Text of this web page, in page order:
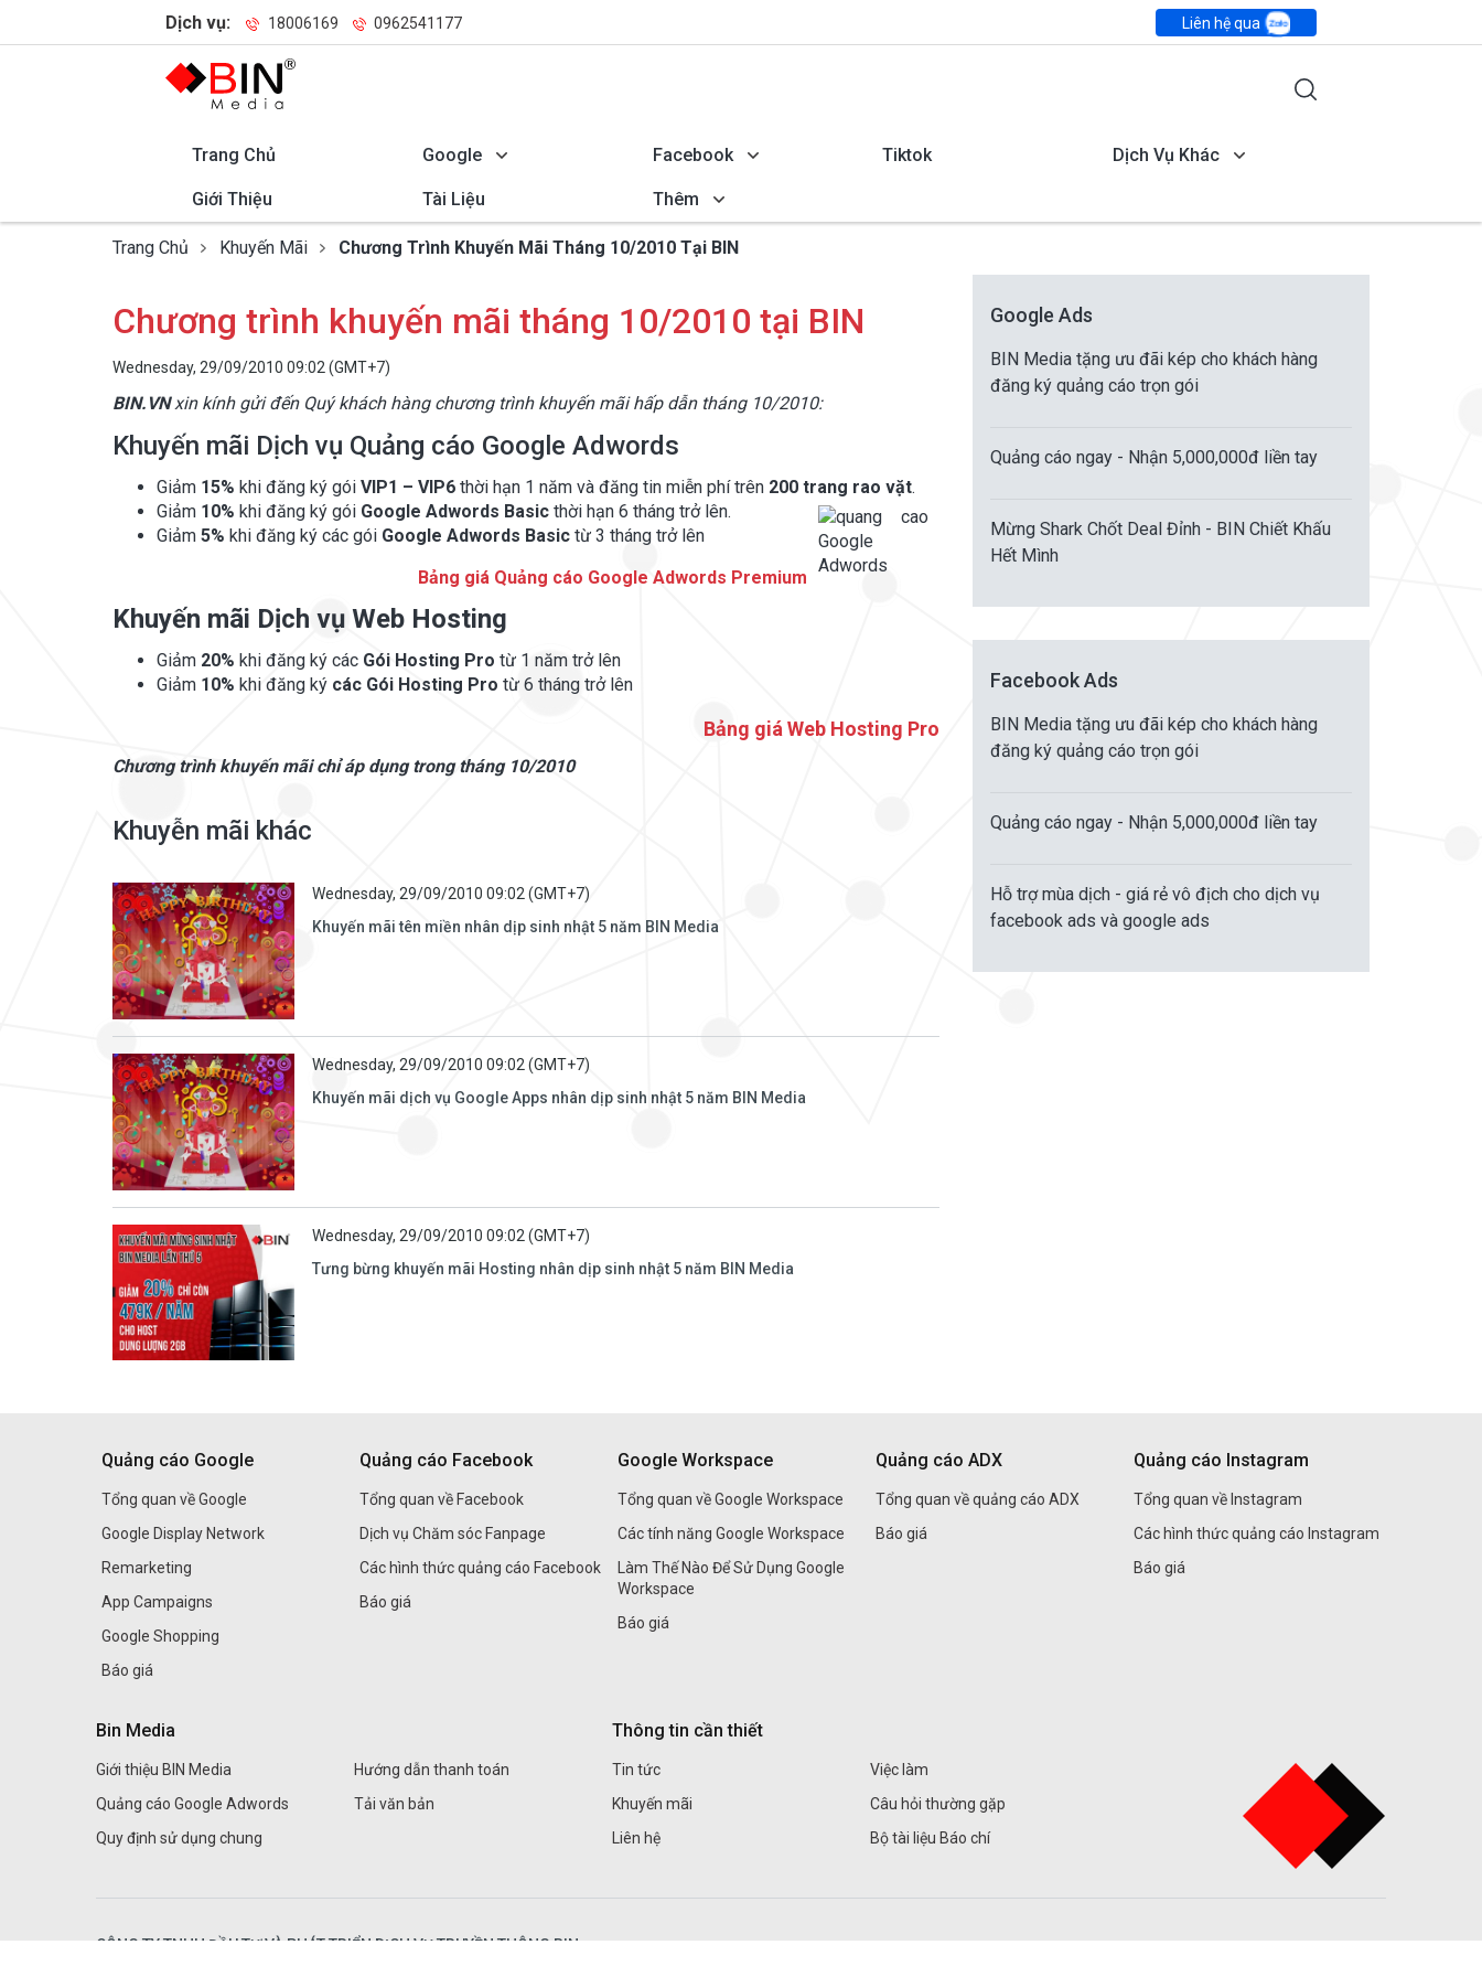
Dịch vụ: 18006169 0962541177 Liên hệ qua
Trang Chủ Google Facebook Tiktok Dịch Vụ Khác
Giới Thiệu Tài Liệu Thêm
Trang Chủ Khuyến Mãi Chương Trình Khuyến Mãi Tháng 10/2010 Tại BIN
Chương trình khuyến mãi tháng 10/2010 tại BIN
Wednesday, 29/09/2010 09:02 (GMT+7)
BIN.VNxin kính gửi đến Quý khách hàng chương trình khuyến mãi hấp dẫn tháng 10/2010:
Khuyến mãi Dịch vụ Quảng cáo Google Adwords
Giảm 15% khi đăng ký gói VIP1 – VIP6 thời hạn 1 năm và đăng tin miễn phí trên 200 trang rao vặt.
Giảm 10% khi đăng ký gói Google Adwords Basic thời hạn 6 tháng trở lên.
Giảm 5% khi đăng ký các gói Google Adwords Basic từ 3 tháng trở lên
Bảng giá Quảng cáo Google Adwords Premium
Khuyến mãi Dịch vụ Web Hosting
Giảm 20% khi đăng ký các Gói Hosting Pro từ 1 năm trở lên
Giảm 10% khi đăng ký các Gói Hosting Pro từ 6 tháng trở lên
Bảng giá Web Hosting Pro
Chương trình khuyến mãi chỉ áp dụng trong tháng 10/2010
Khuyễn mãi khác
Wednesday, 29/09/2010 09:02 (GMT+7)
Khuyến mãi tên miền nhân dịp sinh nhật 5 năm BIN Media
Wednesday, 29/09/2010 09:02 (GMT+7)
Khuyến mãi dịch vụ Google Apps nhân dịp sinh nhật 5 năm BIN Media
Wednesday, 29/09/2010 09:02 (GMT+7)
Tưng bừng khuyến mãi Hosting nhân dịp sinh nhật 5 năm BIN Media
Google Ads
BIN Media tặng ưu đãi kép cho khách hàng
đăng ký quảng cáo trọn gói
Quảng cáo ngay - Nhận 5,000,000đ liền tay
Mừng Shark Chốt Deal Đỉnh - BIN Chiết Khấu
Hết Mình
Facebook Ads
BIN Media tặng ưu đãi kép cho khách hàng
đăng ký quảng cáo trọn gói
Quảng cáo ngay - Nhận 5,000,000đ liền tay
Hỗ trợ mùa dịch - giá rẻ vô địch cho dịch vụ
facebook ads và google ads
Quảng cáo Google
Tổng quan về Google
Google Display Network
Remarketing
App Campaigns
Google Shopping
Báo giá
Quảng cáo Facebook
Tổng quan về Facebook
Dịch vụ Chăm sóc Fanpage
Các hình thức quảng cáo Facebook
Báo giá
Google Workspace
Tổng quan về Google Workspace
Các tính năng Google Workspace
Làm Thế Nào Để Sử Dụng Google
Workspace
Báo giá
Quảng cáo ADX
Tổng quan về quảng cáo ADX
Báo giá
Quảng cáo Instagram
Tổng quan về Instagram
Các hình thức quảng cáo Instagram
Báo giá
Bin Media
Giới thiệu BIN Media
Quảng cáo Google Adwords
Quy định sử dụng chung
Hướng dẫn thanh toán
Tải văn bản
Thông tin cần thiết
Tin tức
Khuyến mãi
Liên hệ
Việc làm
Câu hỏi thường gặp
Bộ tài liệu Báo chí
CÔNG TY TNHH ĐẦU TƯ VÀ PHÁT TRIỂN DỊCH VỤ TRUYỀN THÔNG BIN